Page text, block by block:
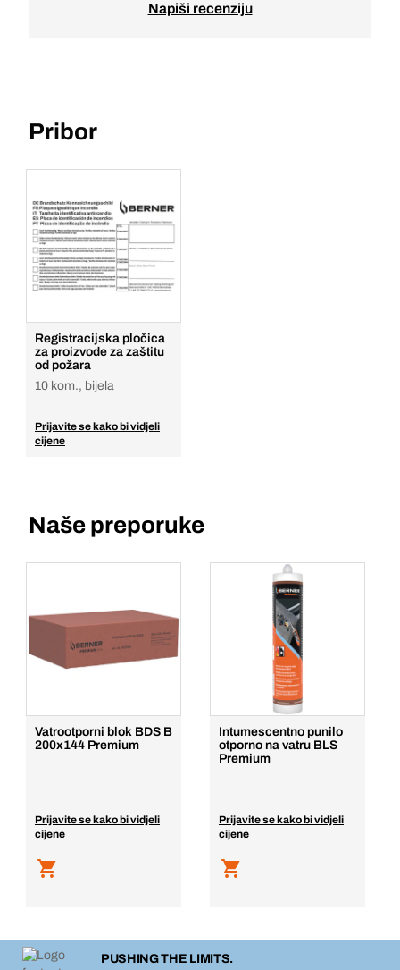
Napiši recenziju
Pribor
Registracijska pločica
za proizvode za zaštitu
od požara
10 kom., bijela
Prijavite se kako bi vidjeli
cijene
Naše preporuke
Vatrootporni blok BDS B
200x144 Premium
Prijavite se kako bi vidjeli
cijene
Intumescentno punilo
otporno na vatru BLS
Premium
Prijavite se kako bi vidjeli
cijene
PUSHING THE LIMITS.